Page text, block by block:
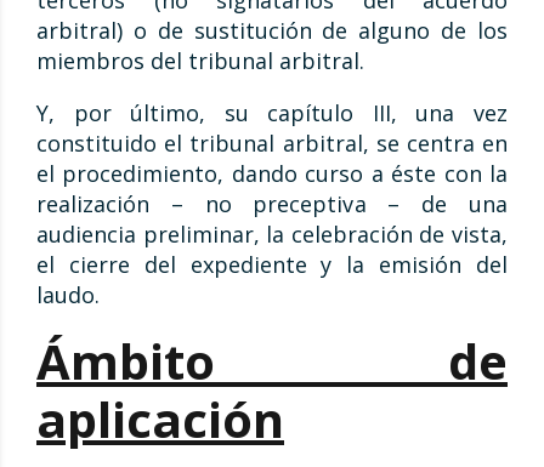
arbitral) o de sustitución de alguno de los
miembros del tribunal arbitral.
Y, por último, su capítulo III, una vez
constituido el tribunal arbitral, se centra en
el procedimiento, dando curso a éste con la
realización – no preceptiva – de una
audiencia preliminar, la celebración de vista,
el cierre del expediente y la emisión del
laudo.
Ámbito de
aplicación